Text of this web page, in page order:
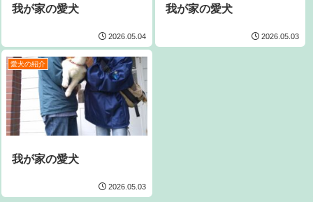
我が家の愛犬
2026.05.04
我が家の愛犬
2026.05.03
愛犬の紹介
我が家の愛犬
2026.05.03